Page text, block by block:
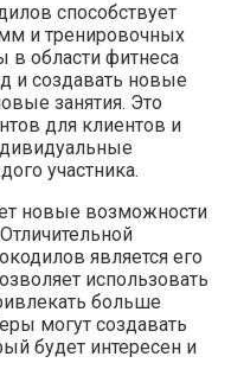
способствует
и тренировочных
в области фитнеса
и создавать новые
занятия. Это
для клиентов и
участника.
новые возможности
является его
использовать
больше
могут создавать
будет интересен и